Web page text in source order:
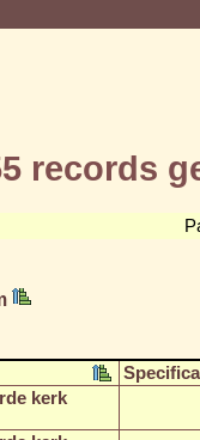
records
kerk